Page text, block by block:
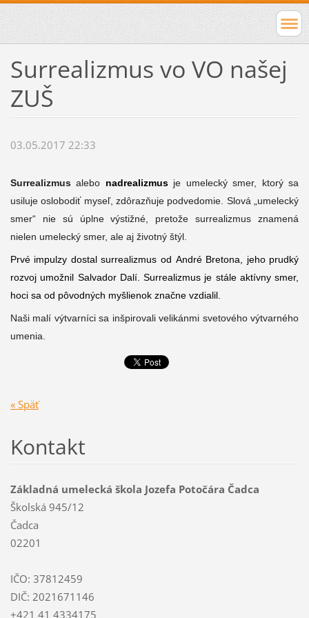
Surrealizmus vo VO našej
ZUŠ
03.05.2017 22:33
Surrealizmusalebo nadrealizmusje umelecký smer, ktorý sa
usiluje oslobodiť myseľ, zdôrazňuje podvedomie. Slová „umelecký
smer“ nie sú úplne výstižné, pretože surrealizmus znamená
nielen umelecký smer, ale aj životný štýl.
Prvé impulzy dostal surrealizmus od André Bretona , jeho prudký
rozvoj umožnil Salvador Dalí. Surrealizmus je stále aktívny smer,
hoci sa od pôvodných myšlienok značne vzdialil.
Naši malí výtvarníci sa inšpirovali velikánmi svetového výtvarného
umenia.
« Späť
Kontakt
Základná umelecká škola Jozefa Potočára Čadca
Školská 945/12
Čadca
02201
IČO: 37812459
DIČ: 2021671146
+421 41 4334175